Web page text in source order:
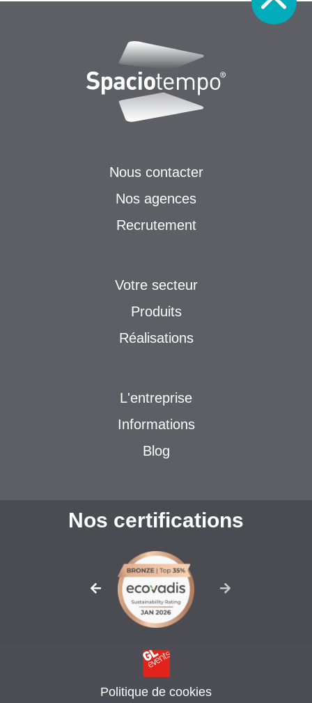
Nous contacter
Nos agences
Recrutement
Votre secteur
Produits
Réalisations
L'entreprise
Informations
Blog
Nos certifications
Politique de cookies